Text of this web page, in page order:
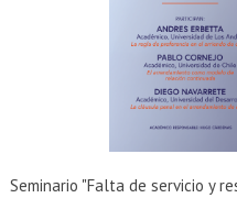
Seminario "Falta de servicio y